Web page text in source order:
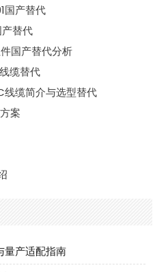
国产替代
替代
国产替代分析
缆替代
线缆简介与选型替代
案
量产适配指南